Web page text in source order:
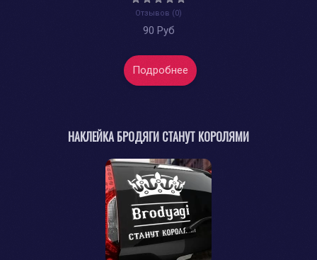
Отзывов (0)
90 Руб
Подробнее
НАКЛЕЙКА БРОДЯГИ СТАНУТ КОРОЛЯМИ